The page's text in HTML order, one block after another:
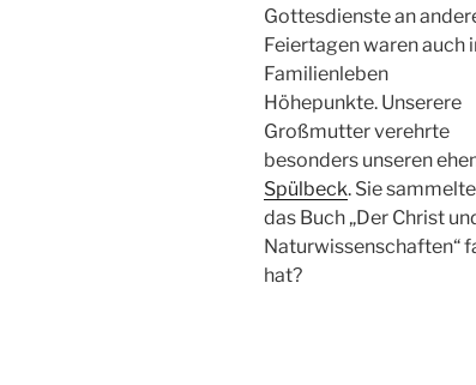
Gottesdienste an
Feiertagen waren auch
Familienleben
Höhepunkte. Unserere
Großmutter verehrte
besonders unseren
Spülbeck. Sie
das Buch „Der Christ
Naturwissenschaften“
hat?